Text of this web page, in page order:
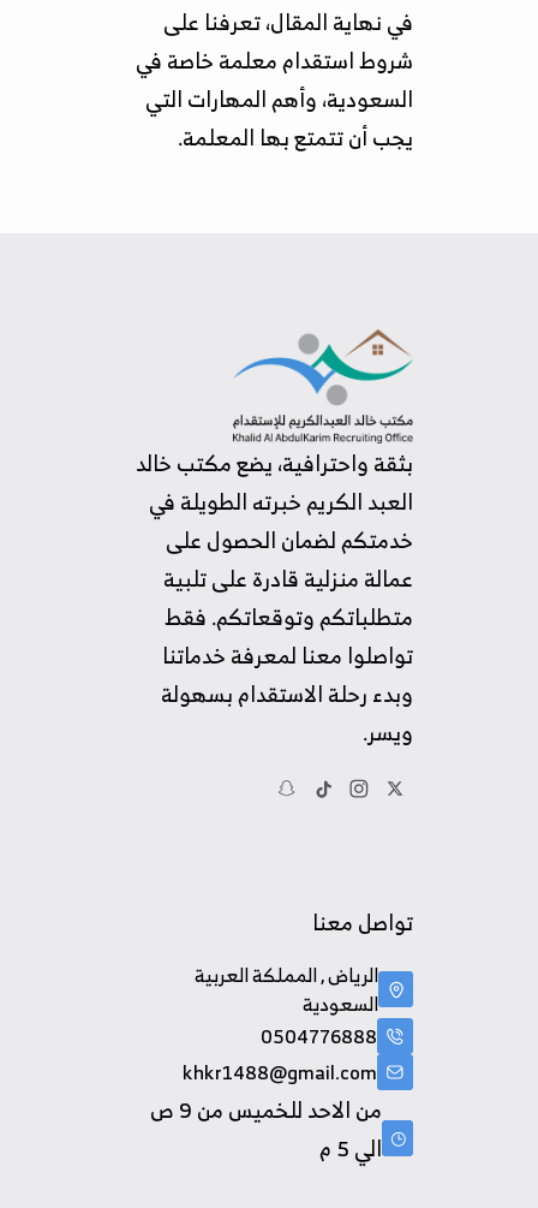
في نهاية المقال، تعرفنا على
شروط استقدام معلمة خاصة في
السعودية، وأهم المهارات التي
يجب أن تتمتع بها المعلمة.
بثقة واحترافية، يضع مكتب خالد
العبد الكريم خبرته الطويلة في
خدمتكم لضمان الحصول على
عمالة منزلية قادرة على تلبية
متطلباتكم وتوقعاتكم. فقط
تواصلوا معنا لمعرفة خدماتنا
وبدء رحلة الاستقدام بسهولة
ويسر.
تواصل معنا
الرياض , المملكة العربية
السعودية
0504776888
khkr1488@gmail.com
من الاحد للخميس من 9 ص
الي 5 م